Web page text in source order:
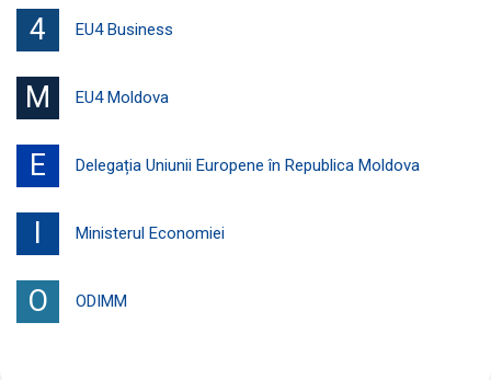
4 EU4 Business
M EU4 Moldova
E Delegația Uniunii Europene în Republica Moldova
I Ministerul Economiei
O ODIMM